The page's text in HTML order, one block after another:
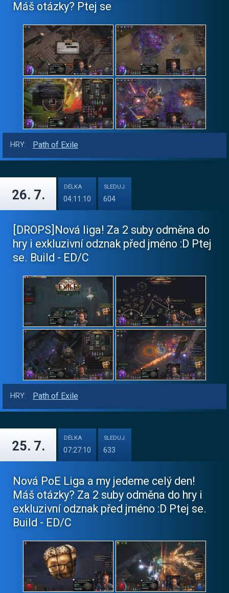
Máš otázky? Ptej se
HRY: Path of Exile
26. 7.
DÉLKA
04:11:10
SLEDUJ.
604
[DROPS]Nová liga! Za 2 suby odměna do
hry i exkluzivní odznak před jméno :D Ptej
se. Build - ED/C
HRY: Path of Exile
25. 7.
DÉLKA
07:27:10
SLEDUJ.
633
Nová PoE Liga a my jedeme celý den!
Máš otázky? Za 2 suby odměna do hry i
exkluzivní odznak před jméno :D Ptej se.
Build - ED/C